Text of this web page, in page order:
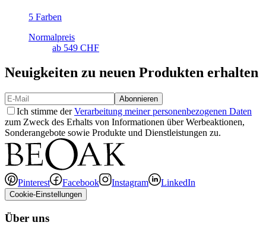
5 Farben
Normalpreis
ab 549 CHF
Neuigkeiten zu neuen Produkten erhalten
Abonnieren
Ich stimme derVerarbeitung meiner personenbezogenen Daten
zum Zweck des Erhalts von Informationen über Werbeaktionen,
Sonderangebote sowie Produkte und Dienstleistungen zu.
Pinterest Facebook Instagram LinkedIn
Cookie-Einstellungen
Über uns